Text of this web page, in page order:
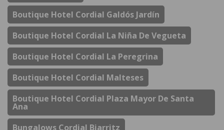
Boutique Hotel Cordial Galdós Jardín
Boutique Hotel Cordial La Niña De Vegueta
Boutique Hotel Cordial La Peregrina
Boutique Hotel Cordial Malteses
Boutique Hotel Cordial Plaza Mayor De Santa
Ana
Bungalows Cordial Biarritz